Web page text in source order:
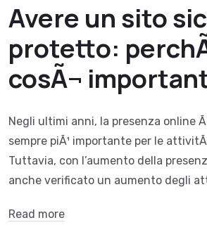
Avere un sito
protetto:
cosÃ¬
Negli ultimi anni, la presenza online
sempre piÃ¹ importante per le
Tuttavia, con l’aumento della
anche verificato un aumento degli
Read more